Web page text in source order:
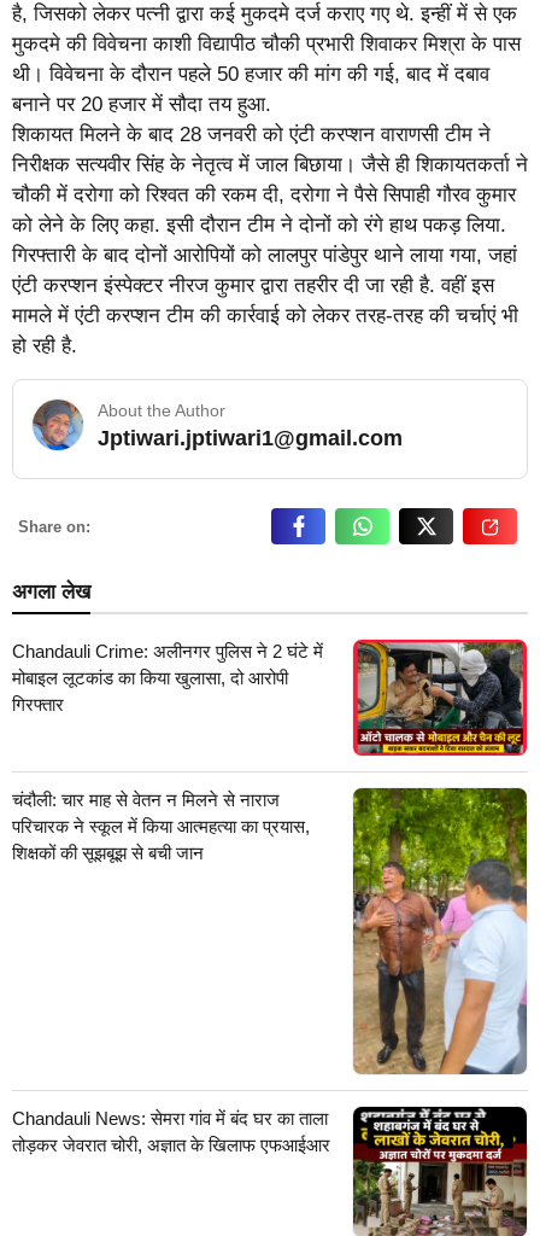
है, जिसको लेकर पत्नी द्वारा कई मुकदमे दर्ज कराए गए थे. इन्हीं में से एक
मुकदमे की विवेचना काशी विद्यापीठ चौकी प्रभारी शिवाकर मिश्रा के पास
थी। विवेचना के दौरान पहले 50 हजार की मांग की गई, बाद में दबाव
बनाने पर 20 हजार में सौदा तय हुआ.
शिकायत मिलने के बाद 28 जनवरी को एंटी करप्शन वाराणसी टीम ने
निरीक्षक सत्यवीर सिंह के नेतृत्व में जाल बिछाया। जैसे ही शिकायतकर्ता ने
चौकी में दरोगा को रिश्वत की रकम दी, दरोगा ने पैसे सिपाही गौरव कुमार
को लेने के लिए कहा. इसी दौरान टीम ने दोनों को रंगे हाथ पकड़ लिया.
गिरफ्तारी के बाद दोनों आरोपियों को लालपुर पांडेपुर थाने लाया गया, जहां
एंटी करप्शन इंस्पेक्टर नीरज कुमार द्वारा तहरीर दी जा रही है. वहीं इस
मामले में एंटी करप्शन टीम की कार्रवाई को लेकर तरह-तरह की चर्चाएं भी
हो रही है.
About the Author
Jptiwari.jptiwari1@gmail.com… Read More
Share on:
अगला लेख
Chandauli Crime: अलीनगर पुलिस ने 2 घंटे में
मोबाइल लूटकांड का किया खुलासा, दो आरोपी
गिरफ्तार
चंदौली: चार माह से वेतन न मिलने से नाराज
परिचारक ने स्कूल में किया आत्महत्या का प्रयास,
शिक्षकों की सूझबूझ से बची जान
Chandauli News: सेमरा गांव में बंद घर का ताला
तोड़कर जेवरात चोरी, अज्ञात के खिलाफ एफआईआर